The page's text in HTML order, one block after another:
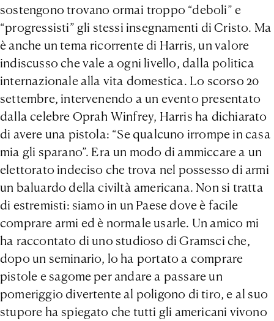
sostengono trovano ormai troppo “deboli” e
“progressisti” gli stessi insegnamenti di Cristo. Ma
è anche un tema ricorrente di Harris, un valore
indiscusso che vale a ogni livello, dalla politica
internazionale alla vita domestica. Lo scorso 20
settembre, intervenendo a un evento presentato
dalla celebre Oprah Winfrey, Harris ha dichiarato
di avere una pistola: “Se qualcuno irrompe in casa
mia gli sparano”. Era un modo di ammiccare a un
elettorato indeciso che trova nel possesso di armi
un baluardo della civiltà americana. Non si tratta
di estremisti: siamo in un Paese dove è facile
comprare armi ed è normale usarle. Un amico mi
ha raccontato di uno studioso di Gramsci che,
dopo un seminario, lo ha portato a comprare
pistole e sagome per andare a passare un
pomeriggio divertente al poligono di tiro, e al suo
stupore ha spiegato che tutti gli americani vivono